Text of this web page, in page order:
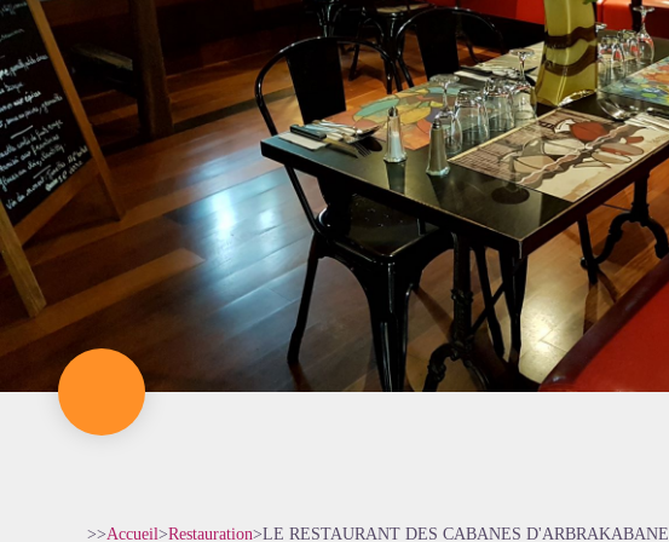
>>Accueil>Restauration>LE RESTAURANT DES CABANES D'ARBRAKABANE